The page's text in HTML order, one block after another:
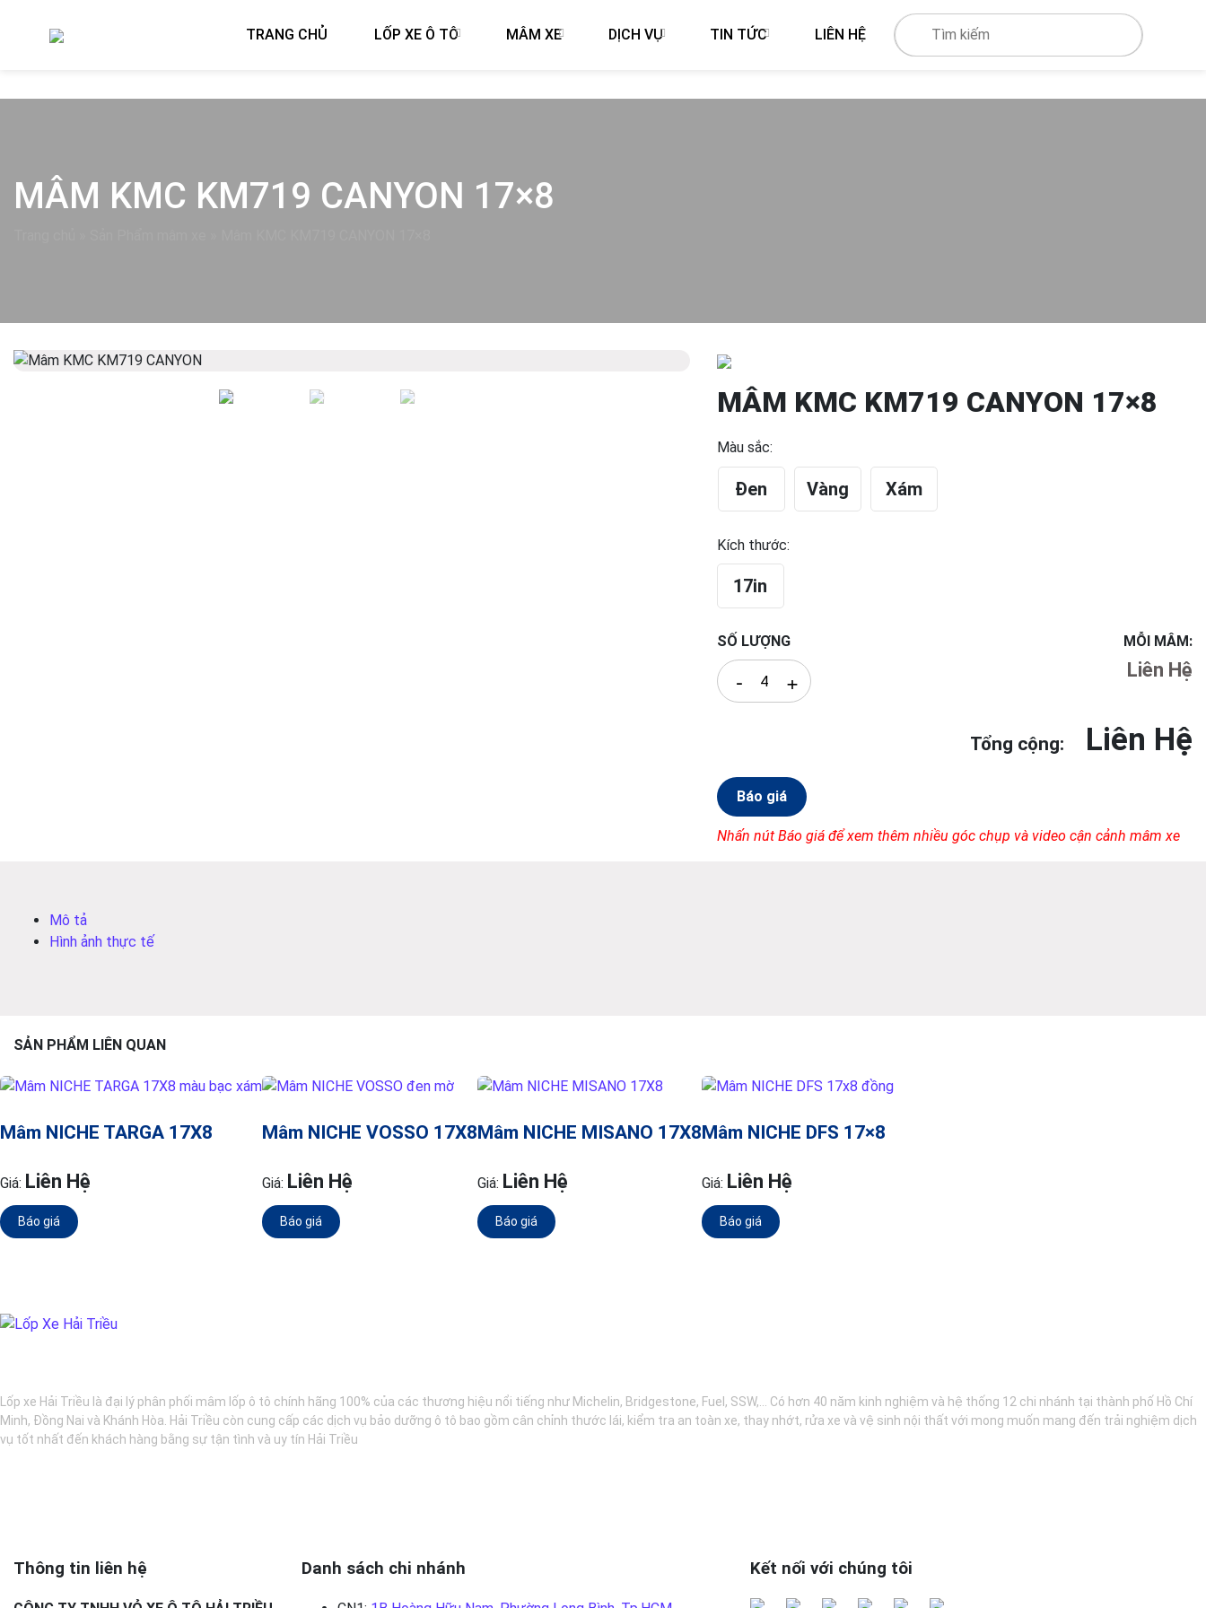
TRANG CHỦ LỐP XE Ô TÔ MÂM XE DỊCH VỤ TIN TỨC LIÊN HỆ
MÂM KMC KM719 CANYON 17×8
MÂM KMC KM719 CANYON 17×8
Màu sắc:
Đen Vàng Xám
Kích thước:
17in
SỐ LƯỢNG
- +
MỖI MÂM:
Liên Hệ
Tổng cộng: Liên Hệ
Báo giá
Nhấn nút Báo giá để xem thêm nhiều góc chụp và video cận cảnh mâm xe
Mô tả
Hình ảnh thực tế
SẢN PHẨM LIÊN QUAN
Mâm NICHE TARGA 17X8
Giá: Liên Hệ
Báo giá
Mâm NICHE VOSSO 17X8
Giá: Liên Hệ
Báo giá
Mâm NICHE MISANO 17X8
Giá: Liên Hệ
Báo giá
Mâm NICHE DFS 17×8
Giá: Liên Hệ
Báo giá
Lốp xe Hải Triều là đại lý phân phối mâm lốp ô tô chính hãng 100% của các thương hiệu nổi tiếng như Michelin, Bridgestone, Fuel, SSW,... Có hơn 40 năm kinh nghiệm và hệ thống 12 chi nhánh tại thành phố Hồ Chí
Minh, Đồng Nai và Khánh Hòa. Hải Triều còn cung cấp các dịch vụ bảo dưỡng ô tô bao gồm cân chỉnh thước lái, kiểm tra an toàn xe, thay nhớt, rửa xe và vệ sinh nội thất với mong muốn mang đến trải nghiệm dịch
vụ tốt nhất đến khách hàng bằng sự tận tình và uy tín Hải Triều
Thông tin liên hệ Danh sách chi nhánh Kết nối với chúng tôi